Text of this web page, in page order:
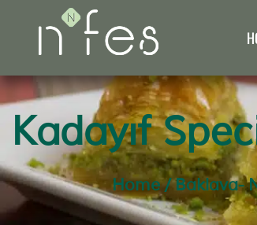
Kadayıf
Home/Baklava-